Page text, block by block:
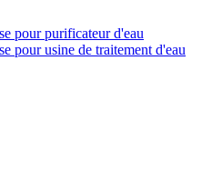
pour purificateur d'eau
pour usine de traitement d'eau